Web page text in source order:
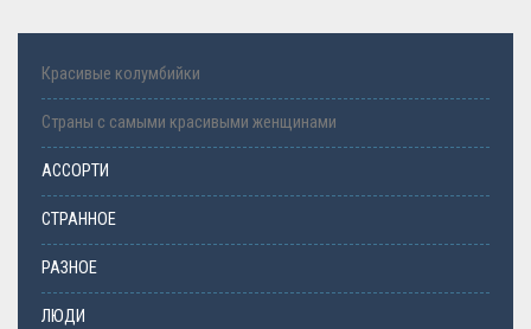
Красивые колумбийки
Страны с самыми красивыми женщинами
АССОРТИ
СТРАННОЕ
РАЗНОЕ
ЛЮДИ